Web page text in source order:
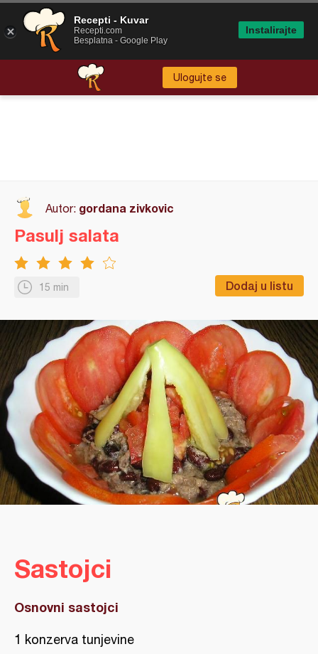
Ulogujte se
Autor: gordana zivkovic
15 min Dodaj u listu
Pasulj salata
Sastojci
Osnovni sastojci
1 konzerva tunjevine
Recepti - Kuvar
Recepti.com
Besplatna - Google Play
Instalirajte